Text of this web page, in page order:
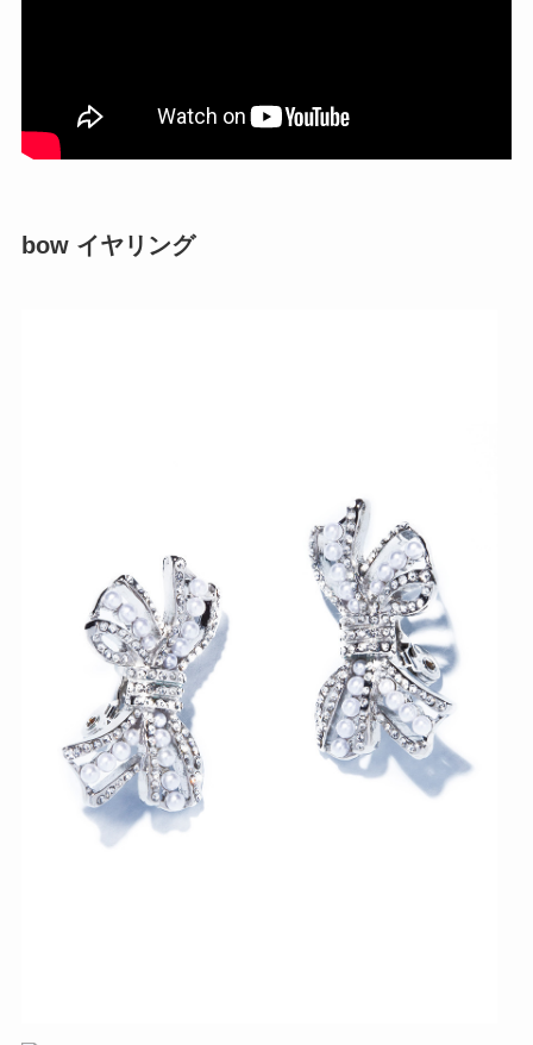
bow イヤリング